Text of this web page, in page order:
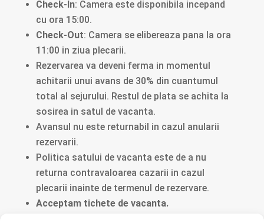
Check-In: Camera este disponibila incepand
cu ora 15:00.
Check-Out: Camera se elibereaza pana la ora
11:00 in ziua plecarii.
Rezervarea va deveni ferma in momentul
achitarii unui avans de 30% din cuantumul
total al sejurului. Restul de plata se achita la
sosirea in satul de vacanta.
Avansul nu este returnabil in cazul anularii
rezervarii.
Politica satului de vacanta este de a nu
returna contravaloarea cazarii in cazul
plecarii inainte de termenul de rezervare.
Acceptam tichete de vacanta.